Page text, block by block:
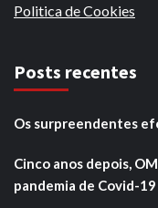
Politica de Cookies
Posts recentes
Os surpreendentes
Cinco anos depois,
pandemia de Covid-19